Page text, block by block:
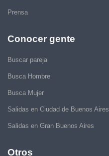
Prensa
Conocer gente
Buscar pareja
Busca Hombre
Busca Mujer
Salidas en Ciudad de Buenos Aires
Salidas en Gran Buenos Aires
Otros